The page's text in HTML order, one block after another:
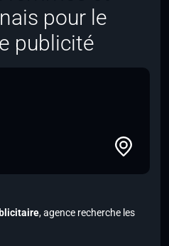
pour le
publicité
, agence recherche les